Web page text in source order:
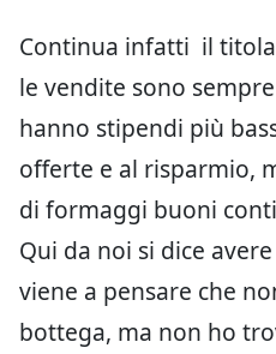
Continua infatti il
le vendite sono
hanno stipendi più
offerte e al risparmio,
di formaggi buoni
Qui da noi si dice
viene a pensare che
bottega, ma non ho